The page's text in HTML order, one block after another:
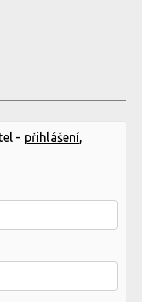
- přihlášení,